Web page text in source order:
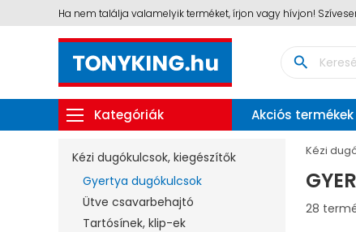
Ha nem találja valamelyik terméket, írjon vagy hívjon!
Kategóriák Akciós termékek
search
Kézi dugókulcsok, kiegészítők
Gyertya dugókulcsok
Ütve csavarbehajtó
Tartósínek, klip-ek
Kézi
28